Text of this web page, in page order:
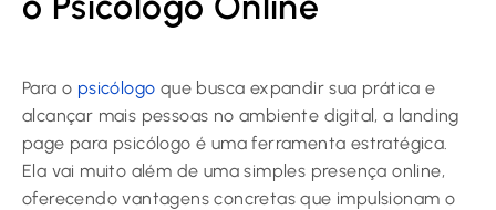
Para o psicólogo que busca expandir sua prática e
alcançar mais pessoas no ambiente digital, a landing
page para psicólogo é uma ferramenta estratégica.
Ela vai muito além de uma simples presença online,
oferecendo vantagens concretas que impulsionam o